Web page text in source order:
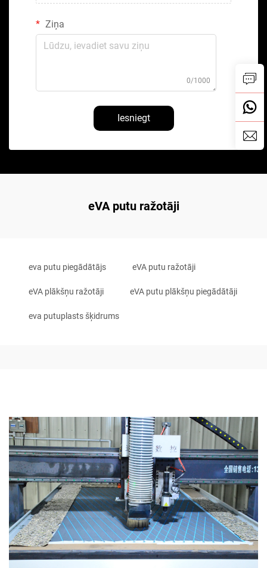
Ziņa
0/1000
Iesniegt
eVA putu ražotāji
eva putu piegādātājs eVA putu ražotāji
eVA plākšņu ražotāji eVA putu plākšņu piegādātāji
eva putuplasts šķidrums